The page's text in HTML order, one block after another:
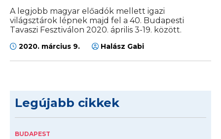
A legjobb magyar előadók mellett igazi
világsztárok lépnek majd fel a 40. Budapesti
Tavaszi Fesztiválon 2020. április 3-19. között.
2020. március 9. Halász Gabi
Legújabb cikkek
BUDAPEST